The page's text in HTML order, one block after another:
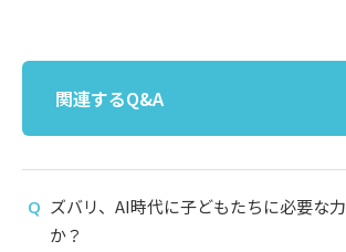
関連するQ&A
ズバリ、AI時代に子どもたちに必要な
か？